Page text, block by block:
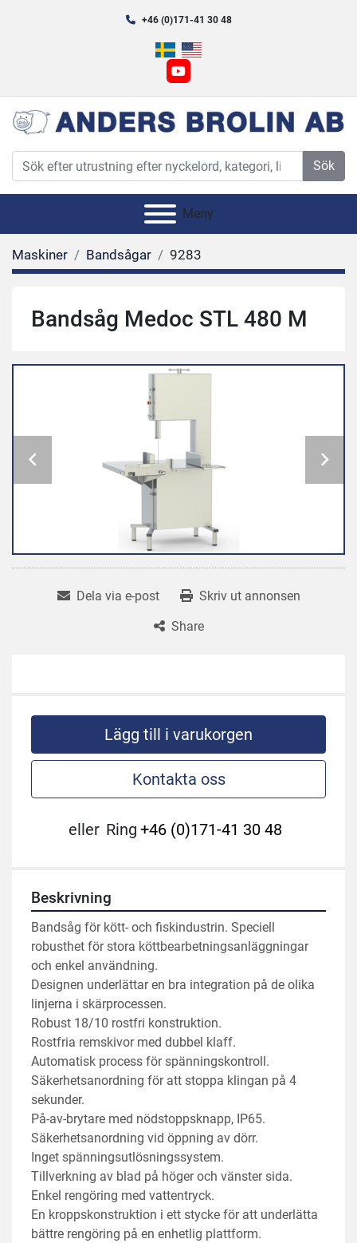
+46 (0)171-41 30 48
youtube
Sök
Meny
Maskiner Bandsågar 9283
Bandsåg Medoc STL 480 M
Dela via e-post
Skriv ut annonsen
Share
Lägg till i varukorgen
Kontakta oss
eller Ring +46 (0)171-41 30 48
Beskrivning
Bandsåg för kött- och fiskindustrin. Speciell
robusthet för stora köttbearbetningsanläggningar
och enkel användning.
Designen underlättar en bra integration på de olika
linjerna i skärprocessen.
Robust 18/10 rostfri konstruktion.
Rostfria remskivor med dubbel klaff.
Automatisk process för spänningskontroll.
Säkerhetsanordning för att stoppa klingan på 4
sekunder.
På-av-brytare med nödstoppsknapp, IP65.
Säkerhetsanordning vid öppning av dörr.
Inget spänningsutlösningssystem.
Tillverkning av blad på höger och vänster sida.
Enkel rengöring med vattentryck.
En kroppskonstruktion i ett stycke för att underlätta
bättre rengöring på en enhetlig plattform.